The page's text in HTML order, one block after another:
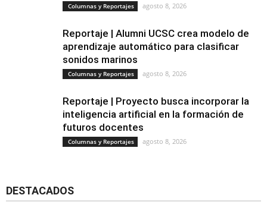
Columnas y Reportajes agosto 8, 2026
Reportaje | Alumni UCSC crea modelo de
aprendizaje automático para clasificar
sonidos marinos
Columnas y Reportajes agosto 8, 2026
Reportaje | Proyecto busca incorporar la
inteligencia artificial en la formación de
futuros docentes
Columnas y Reportajes agosto 8, 2026
DESTACADOS